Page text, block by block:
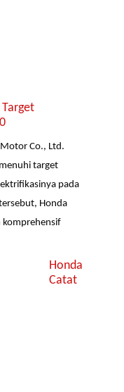
Co., Ltd.
target
pada
Honda
komprehensif
Honda
Catat